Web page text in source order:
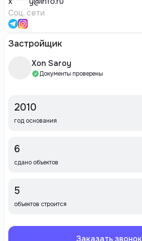
Соц. сети
Застройщик
Xon Saroy
Документы проверены
2010
год основания
6
сдано объектов
5
объектов строится
Заказать звонок